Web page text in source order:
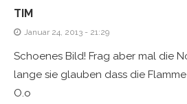
TIM
Januar 24, 2013 - 21:29
Schoenes Bild! Frag aber mal die
lange sie glauben dass die
O.o